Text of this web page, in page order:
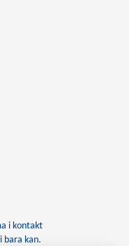
i kontakt
bara kan.